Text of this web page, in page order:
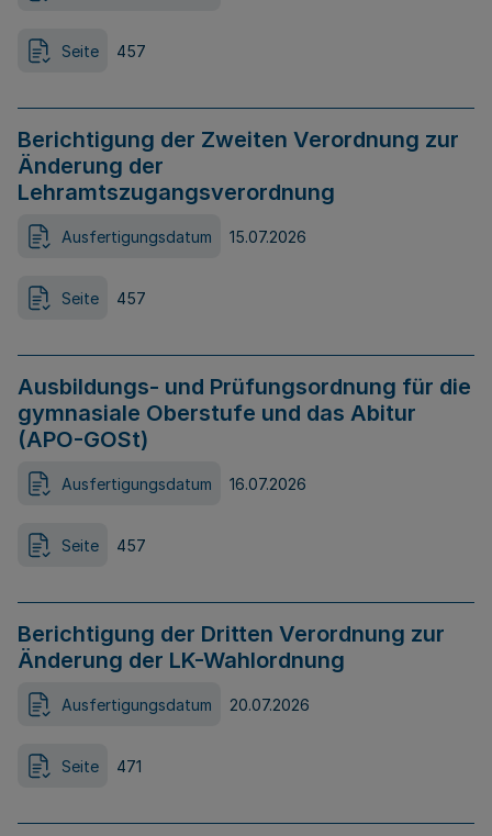
Seite 457
Berichtigung der Zweiten Verordnung zur
Änderung der
Lehramtszugangsverordnung
Ausfertigungsdatum 15.07.2026
Seite 457
Ausbildungs- und Prüfungsordnung für die
gymnasiale Oberstufe und das Abitur
(APO-GOSt)
Ausfertigungsdatum 16.07.2026
Seite 457
Berichtigung der Dritten Verordnung zur
Änderung der LK-Wahlordnung
Ausfertigungsdatum 20.07.2026
Seite 471